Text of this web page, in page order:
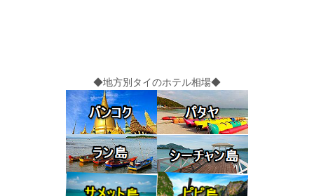
◆地方別タイのホテル相場◆